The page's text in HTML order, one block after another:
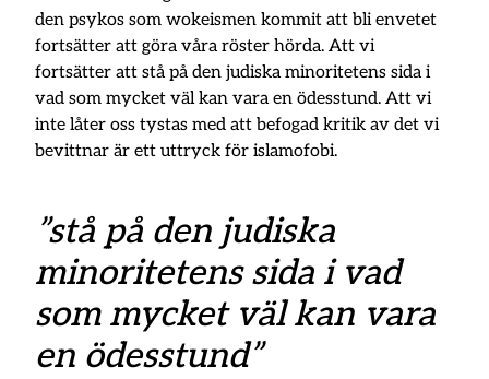
den psykos som wokeismen kommit att bli envetet
fortsätter att göra våra röster hörda. Att vi
fortsätter att stå på den judiska minoritetens sida i
vad som mycket väl kan vara en ödesstund. Att vi
inte låter oss tystas med att befogad kritik av det vi
bevittnar är ett uttryck för islamofobi.
”stå på den judiska
minoritetens sida i vad
som mycket väl kan vara
en ödesstund”